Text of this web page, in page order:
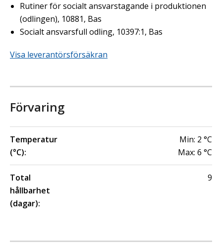
Rutiner för socialt ansvarstagande i produktionen
(odlingen), 10881, Bas
Socialt ansvarsfull odling, 10397:1, Bas
Visa leverantörsförsäkran
Förvaring
Temperatur
(°C):
Min: 2 °C
Max: 6 °C
Total
hållbarhet
(dagar):
9